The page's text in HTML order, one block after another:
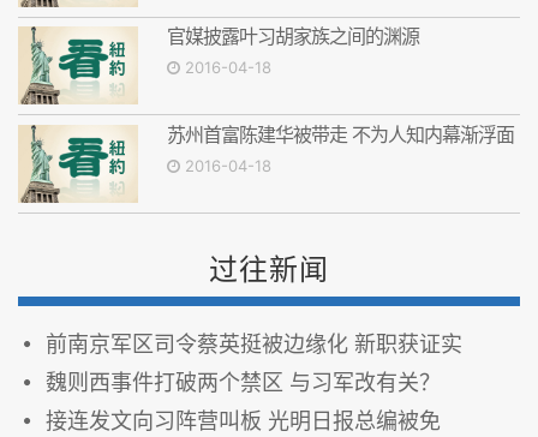
官媒披露叶习胡家族之间的渊源
2016-04-18
苏州首富陈建华被带走 不为人知内幕渐浮面
2016-04-18
过往新闻
前南京军区司令蔡英挺被边缘化 新职获证实
魏则西事件打破两个禁区 与习军改有关？
接连发文向习阵营叫板 光明日报总编被免